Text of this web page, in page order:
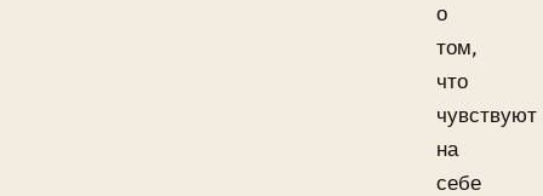
о
том,
что
чувствуют
на
себе